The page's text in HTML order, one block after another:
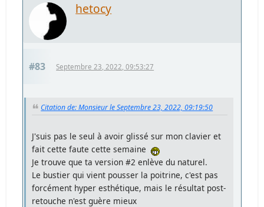
hetocy
#83 Septembre 23, 2022, 09:53:27
Citation de: Monsieur le Septembre 23, 2022, 09:19:50
J'suis pas le seul à avoir glissé sur mon clavier et
fait cette faute cette semaine
Je trouve que ta version #2 enlève du naturel.
Le bustier qui vient pousser la poitrine, c'est pas
forcément hyper esthétique, mais le résultat post-
retouche n'est guère mieux